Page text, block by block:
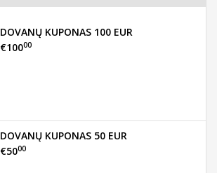
DOVANŲ KUPONAS 100 EUR
€10000
DOVANŲ KUPONAS 50 EUR
€5000